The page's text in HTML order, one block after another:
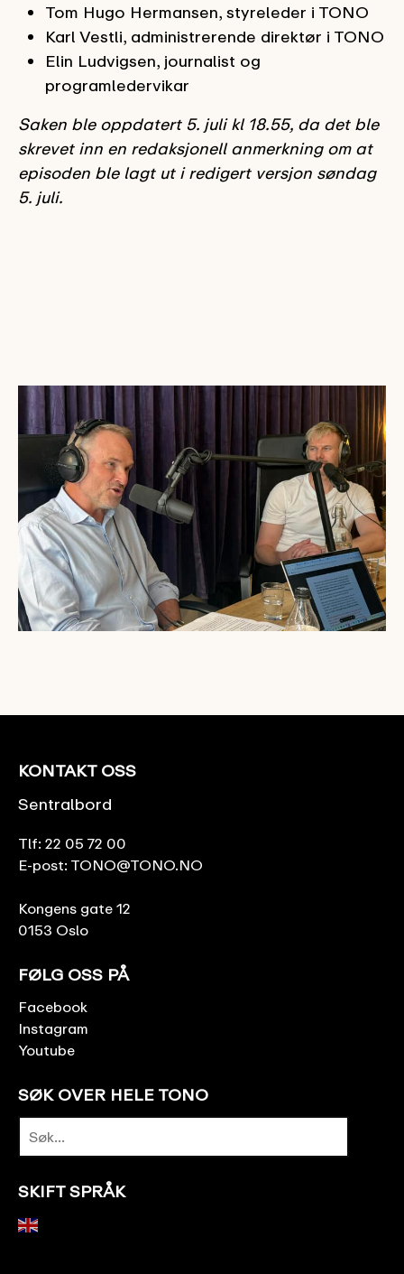
Tom Hugo Hermansen, styreleder i TONO
Karl Vestli, administrerende direktør i TONO
Elin Ludvigsen, journalist og
programledervikar
Saken ble oppdatert 5. juli kl 18.55, da det ble
skrevet inn en redaksjonell anmerkning om at
episoden ble lagt ut i redigert versjon søndag
5. juli.
KONTAKT OSS
Sentralbord
Tlf: 22 05 72 00
E-post: TONO@TONO.NO
Kongens gate 12
0153 Oslo
FØLG OSS PÅ
Facebook
Instagram
Youtube
SØK OVER HELE TONO
SKIFT SPRÅK